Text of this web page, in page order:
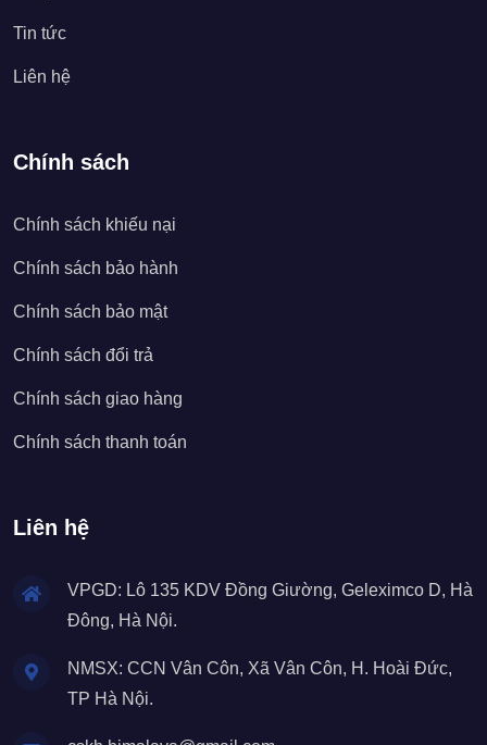
Tin tức
Liên hệ
Chính sách
Chính sách khiếu nại
Chính sách bảo hành
Chính sách bảo mật
Chính sách đổi trả
Chính sách giao hàng
Chính sách thanh toán
Liên hệ
VPGD: Lô 135 KDV Đồng Giường, Geleximco D, Hà
Đông, Hà Nội.
NMSX: CCN Vân Côn, Xã Vân Côn, H. Hoài Đức,
TP Hà Nội.